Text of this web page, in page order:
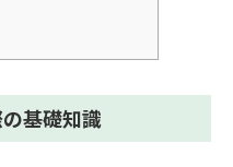
基礎知識